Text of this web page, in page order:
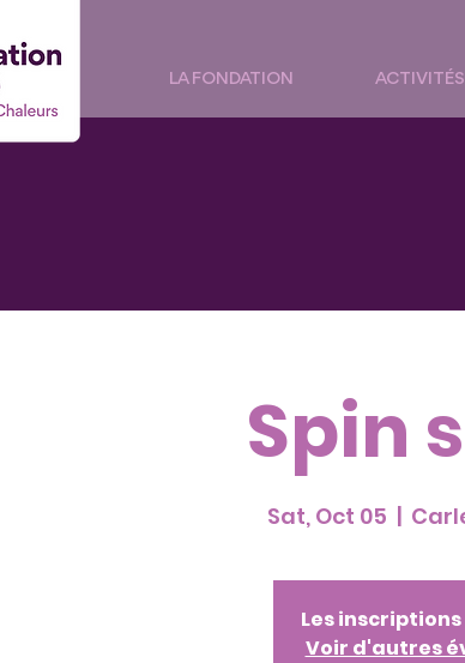
LA FONDATION ACTIVITÉS
Spin
Sat, Oct 05
  |
Les
Voir d'autres